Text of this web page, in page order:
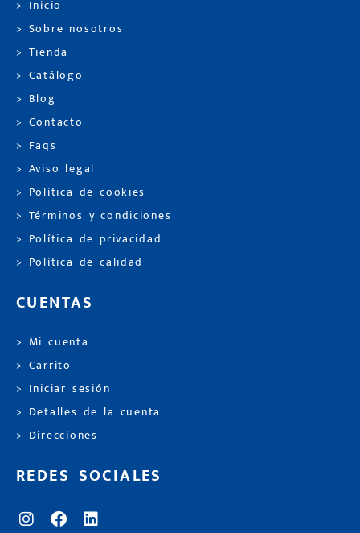
> Inicio
> Sobre nosotros
> Tienda
> Catálogo
> Blog
> Contacto
> Faqs
> Aviso legal
> Política de cookies
> Términos y condiciones
> Política de privacidad
> Política de calidad
CUENTAS
> Mi cuenta
> Carrito
> Iniciar sesión
> Detalles de la cuenta
> Direcciones
REDES SOCIALES